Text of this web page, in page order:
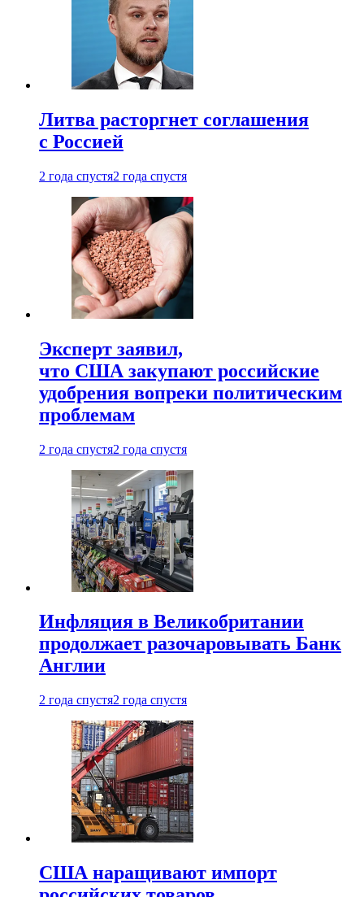
Литва расторгнет соглашения
с Россией
2 года спустя2 года спустя
Эксперт заявил,
что США закупают российские
удобрения вопреки политическим
проблемам
2 года спустя2 года спустя
Инфляция в Великобритании
продолжает разочаровывать Банк
Англии
2 года спустя2 года спустя
США наращивают импорт